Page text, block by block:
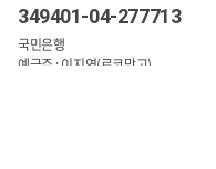
349401-04-277713
국민은행
예금주 : 이지연(로코망고)